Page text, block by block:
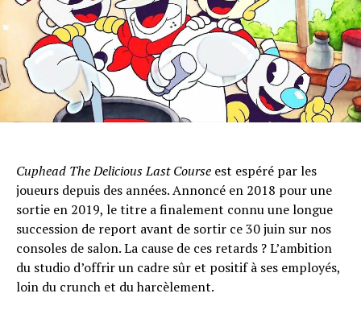
Cuphead The Delicious Last Course est espéré par les
joueurs depuis des années. Annoncé en 2018 pour une
sortie en 2019, le titre a finalement connu une longue
succession de report avant de sortir ce 30 juin sur nos
consoles de salon. La cause de ces retards ? L’ambition
du studio d’offrir un cadre sûr et positif à ses employés,
loin du crunch et du harcèlement.